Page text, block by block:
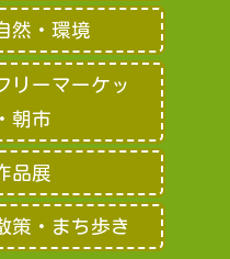
然・環境
リーマーケッ
朝市
品展
策・まち歩き